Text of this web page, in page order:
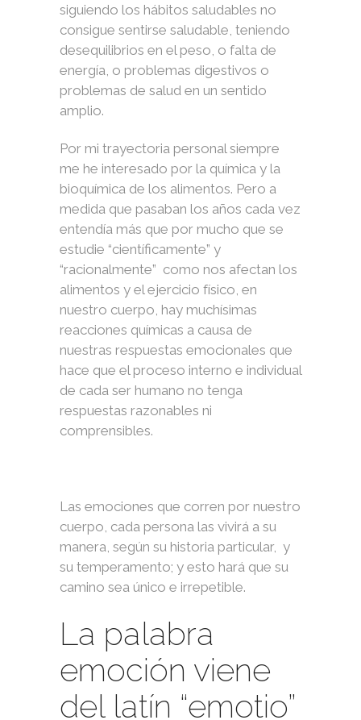
siguiendo los hábitos saludables no
consigue sentirse saludable, teniendo
desequilibrios en el peso, o falta de
energía, o problemas digestivos o
problemas de salud en un sentido
amplio.
Por mi trayectoria personal siempre
me he interesado por la química y la
bioquímica de los alimentos. Pero a
medida que pasaban los años cada vez
entendía más que por mucho que se
estudie “científicamente” y
“racionalmente” como nos afectan los
alimentos y el ejercicio físico, en
nuestro cuerpo, hay muchísimas
reacciones químicas a causa de
nuestras respuestas emocionales que
hace que el proceso interno e individual
de cada ser humano no tenga
respuestas razonables ni
comprensibles.
Las emociones que corren por nuestro
cuerpo, cada persona las vivirá a su
manera, según su historia particular, y
su temperamento; y esto hará que su
camino sea único e irrepetible.
La palabra
emoción viene
del latín “emotio”